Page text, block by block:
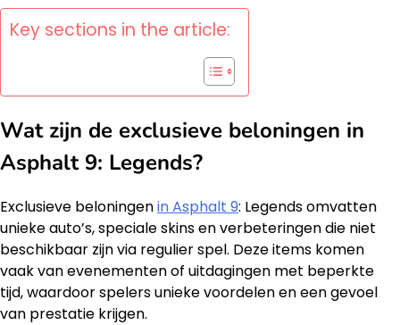
Key sections in the article:
Wat zijn de exclusieve beloningen in
Asphalt 9: Legends?
Exclusieve beloningenin Asphalt 9: Legends omvatten
unieke auto’s, speciale skins en verbeteringen die niet
beschikbaar zijn via regulier spel. Deze items komen
vaak van evenementen of uitdagingen met beperkte
tijd, waardoor spelers unieke voordelen en een gevoel
van prestatie krijgen.